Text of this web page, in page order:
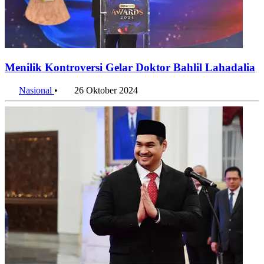
Menilik Kontroversi Gelar Doktor Bahlil Lahadalia
Nasional • 26 Oktober 2024